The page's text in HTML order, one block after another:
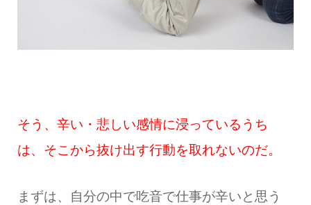
そう、辛い・悲しい感情に浸っているうち
は、そこから抜け出す行動を取れないのだ。
まずは、自分の中で吃音で仕事が辛いと思う